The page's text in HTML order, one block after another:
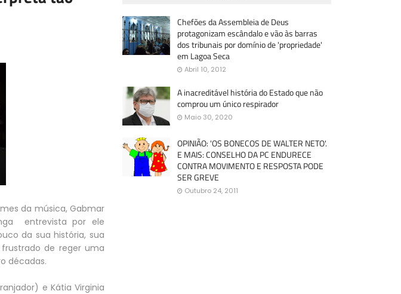
da música, Gabmar
entrevista por ele
da sua história, sua
de reger uma
décadas.
e Kátia Virginia
Chefões da Assembleia de Deus
protagonizam escândalo e vão às barras
dos tribunais por domínio de 'propriedade'
em Lagoa Seca
Abril 10, 2012
A inacreditável história do Estado que não
comprou um único respirador
Maio 30, 2020
OPINIÃO: 'OS BONECOS DE WALTER NETO'.
E MAIS: CONSELHO DA PC ENDURECE
CONTRA MOVIMENTO E RESPOSTA PODE
SER GREVE
Outubro 24, 2011